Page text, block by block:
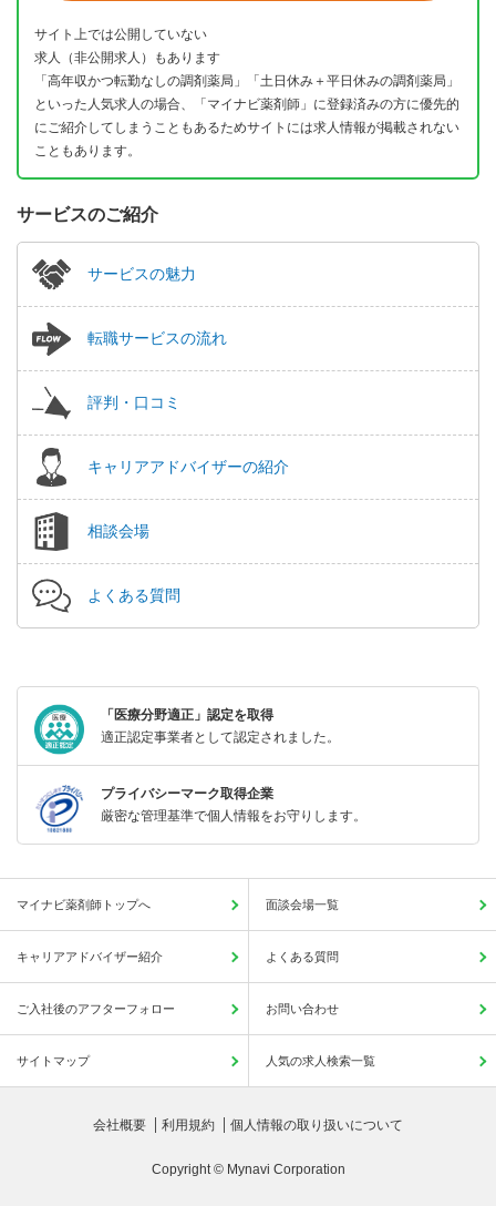
サイト上では公開していない
求人（非公開求人）もあります
「高年収かつ転勤なしの調剤薬局」「土日休み＋平日休みの調剤薬局」
といった人気求人の場合、「マイナビ薬剤師」に登録済みの方に優先的
にご紹介してしまうこともあるためサイトには求人情報が掲載されない
こともあります。
サービスのご紹介
サービスの魅力
転職サービスの流れ
評判・口コミ
キャリアアドバイザーの紹介
相談会場
よくある質問
「医療分野適正」認定を取得
適正認定事業者として認定されました。
プライバシーマーク取得企業
厳密な管理基準で個人情報をお守りします。
マイナビ薬剤師トップへ 面談会場一覧
キャリアアドバイザー紹介 よくある質問
ご入社後のアフターフォロー お問い合わせ
サイトマップ 人気の求人検索一覧
会社概要 利用規約 個人情報の取り扱いについて
Copyright © Mynavi Corporation